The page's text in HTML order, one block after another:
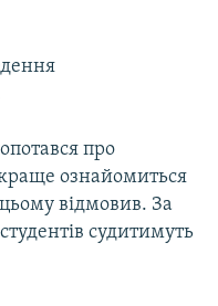
про
ознайомиться
відмовив. За
судитимуть